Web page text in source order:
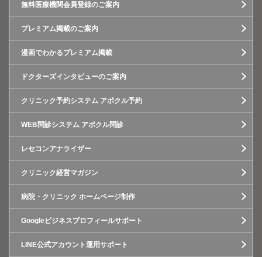
無料医療機関会員登録のご案内
プレミアム掲載のご案内
漫画でわかるプレミアム掲載
ドクターズインタビューのご案内
クリニック予約システム アポクル予約
WEB問診システム アポクル問診
レセコンアナライザー
クリニック経営マガジン
病院・クリニック ホームページ制作
Googleビジネスプロフィールサポート
LINE公式アカウント運用サポート